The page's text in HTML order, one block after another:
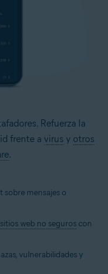
Refuerza la
frente a virus y otros
.
sobre mensajes o
sitios web no seguros con
vulnerabilidades y